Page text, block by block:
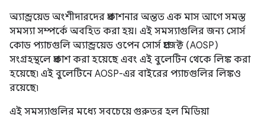
অ্যান্ড্রয়েড অংশীদারদের প্রকাশনার অন্তত এক মাস আগে সমস্ত
সমস্যা সম্পর্কে অবহিত করা হয়। এই সমস্যাগুলির জন্য সোর্স
কোড প্যাচগুলি অ্যান্ড্রয়েড ওপেন সোর্স প্রজেক্ট (AOSP)
সংগ্রহস্থলে প্রকাশ করা হয়েছে এবং এই বুলেটিন থেকে লিঙ্ক করা
হয়েছে৷ এই বুলেটিনে AOSP-এর বাইরের প্যাচগুলির লিঙ্কও
রয়েছে৷
এই সমস্যাগুলির মধ্যে সবচেয়ে গুরুতর হল মিডিয়া